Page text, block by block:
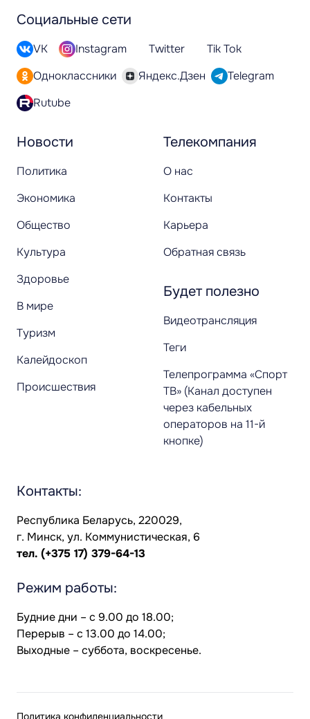
Новости
Политика
Экономика
Общество
Культура
Здоровье
В мире
Туризм
Калейдоскоп
Происшествия
Телекомпания
О нас
Контакты
Карьера
Обратная связь
Будет полезно
Видеотрансляция
Теги
Телепрограмма «Спорт
ТВ» (Канал доступен
через кабельных
операторов на 11-й
кнопке)
Социальные сети
VK Instagram Twitter
Tik Tok
Одноклассники
Яндекс.Дзен
Telegram
Rutube
Контакты:
Республика Беларусь, 220029,
г. Минск, ул. Коммунистическая, 6
тел. (+375 17) 379-64-13
Режим работы:
Будние дни – с 9.00 до 18.00;
Перерыв – с 13.00 до 14.00;
Выходные – суббота, воскресенье.
Политика конфиденциальности